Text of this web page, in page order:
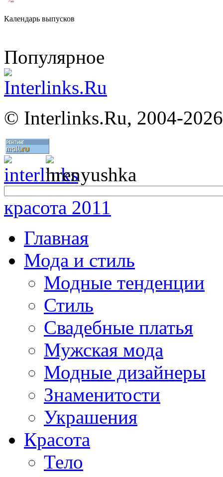
Календарь выпусков
Популярное
© Interlinks.Ru, 2004-2026
красота 2011
Главная
Мода и стиль
Модные тенденции
Стиль
Свадебные платья
Мужская мода
Модные дизайнеры
Знаменитости
Украшения
Красота
Тело